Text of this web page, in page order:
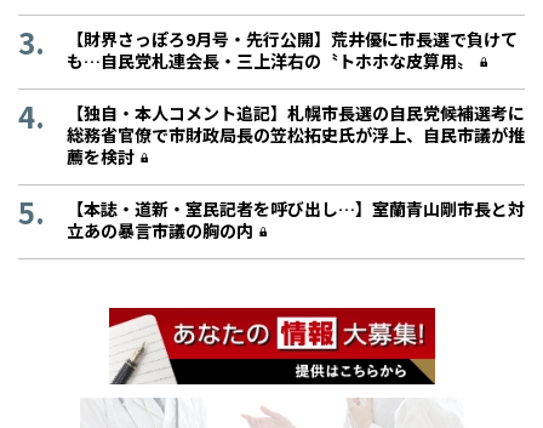
【財界さっぽろ9月号・先行公開】荒井優に市長選で負けて
も…自民党札連会長・三上洋右の〝トホホな皮算用〟
【独自・本人コメント追記】札幌市長選の自民党候補選考に
総務省官僚で市財政局長の笠松拓史氏が浮上、自民市議が推
薦を検討
【本誌・道新・室民記者を呼び出し…】室蘭青山剛市長と対
立あの暴言市議の胸の内